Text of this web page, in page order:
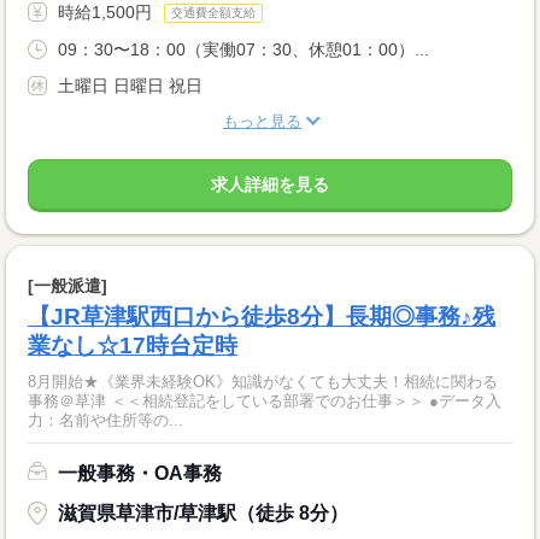
時給1,500円 交通費全額支給
09：30〜18：00（実働07：30、休憩01：00）...
土曜日 日曜日 祝日
もっと見る
求人詳細を見る
[一般派遣]
【JR草津駅西口から徒歩8分】長期◎事務♪残
業なし☆17時台定時
8月開始★《業界未経験OK》知識がなくても大丈夫！相続に関わる
事務＠草津 ＜＜相続登記をしている部署でのお仕事＞＞ ●データ入
力：名前や住所等の...
一般事務・OA事務
滋賀県草津市/草津駅（徒歩 8分）